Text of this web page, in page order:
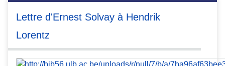
Lettre d'Ernest Solvay à Hendrik
Lorentz